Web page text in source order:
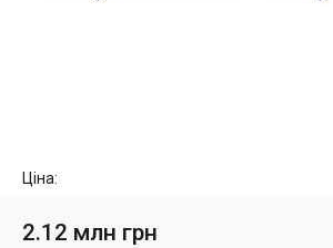
Ціна:
2.12 млн грн